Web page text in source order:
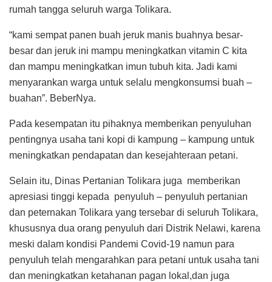
rumah tangga seluruh warga Tolikara.
“kami sempat panen buah jeruk manis buahnya besar-
besar dan jeruk ini mampu meningkatkan vitamin C kita
dan mampu meningkatkan imun tubuh kita. Jadi kami
menyarankan warga untuk selalu mengkonsumsi buah –
buahan”. BeberNya.
Pada kesempatan itu pihaknya memberikan penyuluhan
pentingnya usaha tani kopi di kampung – kampung untuk
meningkatkan pendapatan dan kesejahteraan petani.
Selain itu, Dinas Pertanian Tolikara juga memberikan
apresiasi tinggi kepada penyuluh – penyuluh pertanian
dan peternakan Tolikara yang tersebar di seluruh Tolikara,
khususnya dua orang penyuluh dari Distrik Nelawi, karena
meski dalam kondisi Pandemi Covid-19 namun para
penyuluh telah mengarahkan para petani untuk usaha tani
dan meningkatkan ketahanan pagan lokal,dan juga